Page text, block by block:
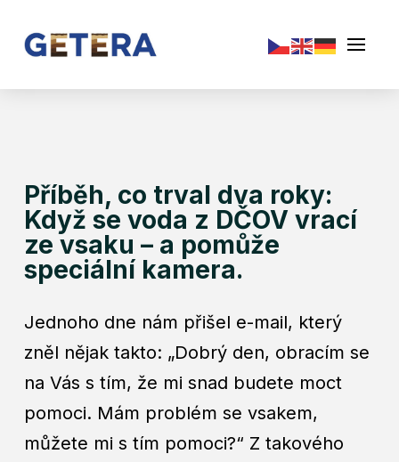
Příběh, co trval dva roky:
Když se voda z DČOV vrací
ze vsaku – a pomůže
speciální kamera.
Jednoho dne nám přišel e-mail, který
zněl nějak takto: „Dobrý den, obracím se
na Vás s tím, že mi snad budete moct
pomoci. Mám problém se vsakem,
můžete mi s tím pomoci?“ Z takového